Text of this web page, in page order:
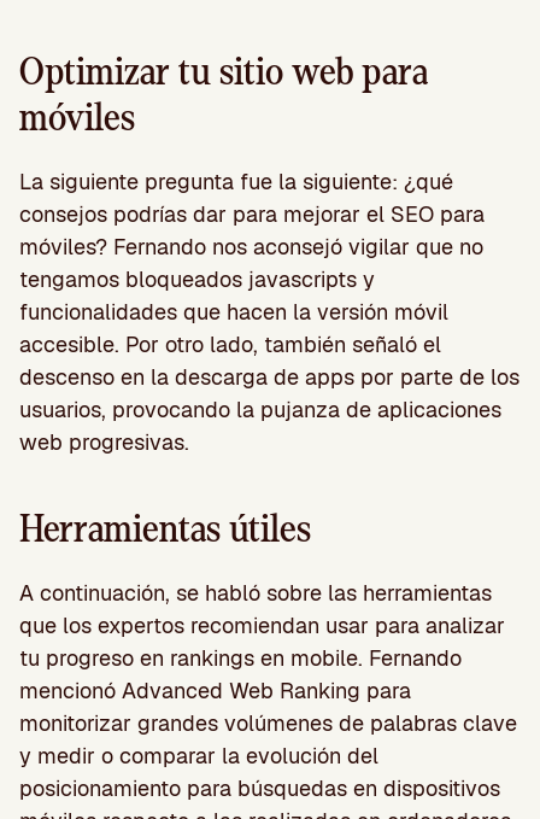
Optimizar tu sitio web para
móviles
La siguiente pregunta fue la siguiente: ¿qué
consejos podrías dar para mejorar el SEO para
móviles? Fernando nos aconsejó vigilar que no
tengamos bloqueados javascripts y
funcionalidades que hacen la versión móvil
accesible. Por otro lado, también señaló el
descenso en la descarga de apps por parte de los
usuarios, provocando la pujanza de aplicaciones
web progresivas.
Herramientas útiles
A continuación, se habló sobre las herramientas
que los expertos recomiendan usar para analizar
tu progreso en rankings en mobile. Fernando
mencionó Advanced Web Ranking para
monitorizar grandes volúmenes de palabras clave
y medir o comparar la evolución del
posicionamiento para búsquedas en dispositivos